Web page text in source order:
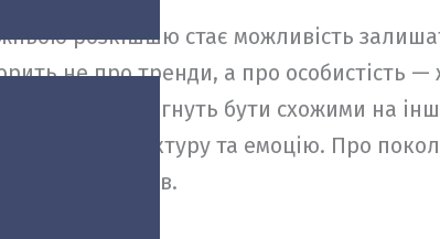
розкішшю стає можливість
не про тренди, а про особистість —
які не прагнуть бути схожими на
форму, фактуру та емоцію. Про
шаблонів.